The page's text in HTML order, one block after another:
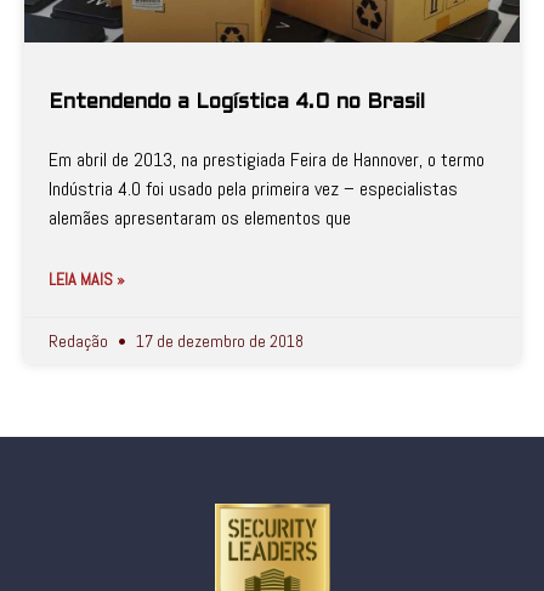
Entendendo a Logística 4.0 no Brasil
Em abril de 2013, na prestigiada Feira de Hannover, o termo
Indústria 4.0 foi usado pela primeira vez – especialistas
alemães apresentaram os elementos que
LEIA MAIS »
Redação 17 de dezembro de 2018